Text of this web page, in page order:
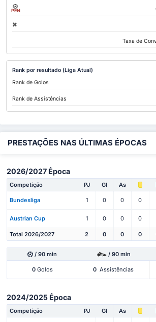
PEN
Taxa de
Rank por resultado (Liga Atual)
Rank de Golos
Rank de Assistências
PRESTAÇÕES NAS ÚLTIMAS ÉPOCAS
2026/2027 Época
Competição PJ Gl As
Bundesliga 1 0 0 0
Austrian Cup 1 0 0 0
Total 2026/2027 2 0 0 0
/ 90 min / 90 min
0Golos 0 Assistências
2024/2025 Época
Competição PJ Gl As